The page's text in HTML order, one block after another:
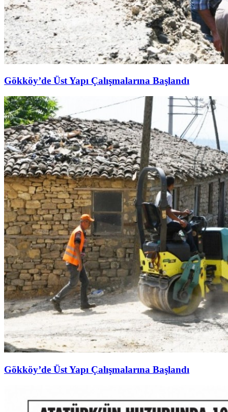
Gökköy’de Üst Yapı Çalışmalarına Başlandı
Gökköy’de Üst Yapı Çalışmalarına Başlandı